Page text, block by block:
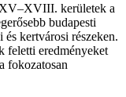
XV–XVIII. kerületek a
budapesti
kertvárosi részeken.
feletti eredményeket
fokozatosan